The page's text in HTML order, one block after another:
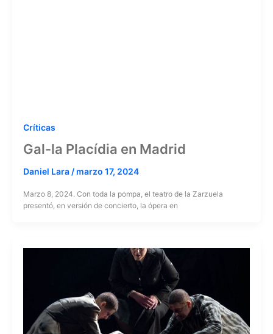
Críticas
Gal-la Placídia en Madrid
Daniel Lara / marzo 17, 2024
Marzo 8, 2024. Con toda la pompa, el teatro de la Zarzuela
presentó, en versión de concierto, la ópera en